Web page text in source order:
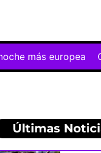
Osasuna
Últimas